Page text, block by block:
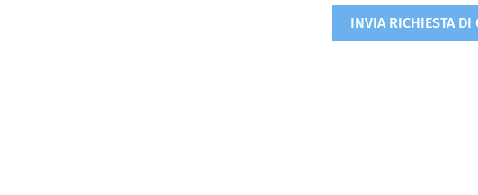
INVIA RICHIESTA DI